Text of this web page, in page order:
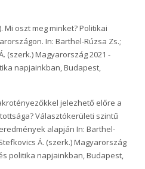
Mi oszt meg minket? Politikai
In: Barthel-Rúzsa Zs.;
(szerk.) Magyarország 2021 -
napjainkban, Budapest,
jelezhető előre a
Választókerületi szintű
alapján In: Barthel-
Á. (szerk.) Magyarország
politika napjainkban, Budapest,